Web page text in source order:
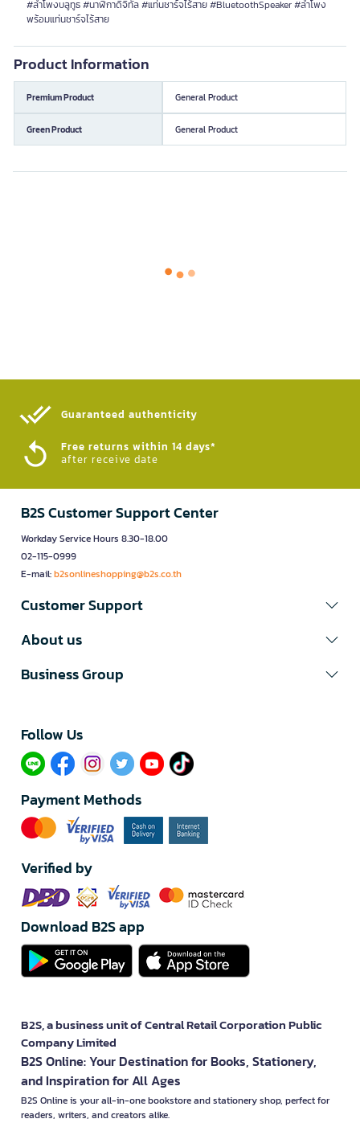
#ลำโพงบลูทูธ #นาฬิกาดิจิทัล #แท่นชาร์จไร้สาย #BluetoothSpeaker #ลำโพง
พร้อมแท่นชาร์จไร้สาย
Product Information
Premium Product General Product
Green Product General Product
Guaranteed authenticity​
Free returns within 14 days*
after receive date
B2S Customer Support Center
Workday Service Hours 8.30-18.00
02-115-0999
E-mail:b2sonlineshopping@b2s.co.th
Customer Support
About us
Business Group
Follow Us​
Payment Methods
Verified by
Download B2S app
B2S, a business unit of Central Retail Corporation Public
Company Limited
B2S Online: Your Destination for Books, Stationery,
and Inspiration for All Ages
B2S Online is your all-in-one bookstore and stationery shop, perfect for
readers, writers, and creators alike.